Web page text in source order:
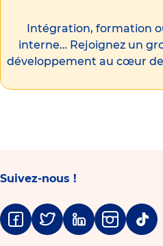
Intégration, formation
interne… Rejoignez un
développement au cœur
Suivez-nous !
Facebook
TwitterLinkedinInstagram
Tiktok